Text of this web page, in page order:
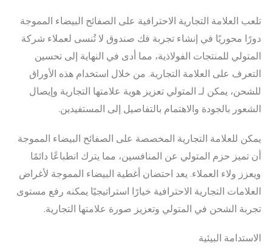
تلعب العلامة التجارية الاحترافية على الصفائح البيضاء المموجة
دورًا محوريًا في إنشاء تجربة فك صندوق لا تُنسى لعملاء شركة
المتولي للمنتجات الفولاذية، مما أدى في النهاية إلى تحسين
التعرف على العلامة التجارية. من خلال استخدام هذه الأوراق
للشحن، يمكن لـ المتولي تعزيز هوية علامتها التجارية وإيصال
الشعور بالجودة والاهتمام بالتفاصيل إلى المستفيدين.
يمكن للعلامة التجارية المخصصة على الصفائح البيضاء المموجة
أن تميز حزم المتولي عن المنافسين، مما يترك انطباعًا دائمًا
ويعزز ولاء العملاء. يعد احتضان أغطية البيضاء المموجة لأغراض
العلامات التجارية الاحترافية خيارًا استراتيجيًا يمكنه رفع مستوى
تجربة الشحن في المتولي وتعزيز صورة علامتها التجارية.
الاستدامة البيئية